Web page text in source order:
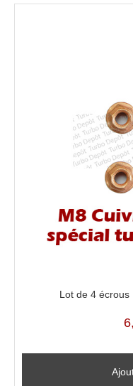
Lot de 4 écrous